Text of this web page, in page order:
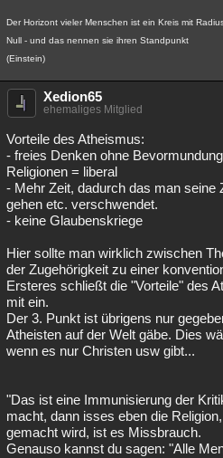
Der Horizont vieler Menschen ist ein Kreis mit
Null - und das nennen sie ihren Standpunkt
(Einstein)
Xedion65
ehemaliges Mitglied
Vorteile des Atheismus:
- freies Denken ohne
Religionen = liberal
- Mehr Zeit, dadurch das man seine
gehen etc. verschwendet.
- keine Glaubenskriege
Hier sollte man wirklich zwischen
der Zugehörigkeit zu einer
Ersteres schließt die "Vorteile" des
mit ein.
Der 3. Punkt ist übrigens nur
Atheisten auf der Welt gäbe. Dies
wenn es nur Christen usw gibt...
"Das ist eine Immunisierung der
macht, dann isses eben die
gemacht wird, ist es Missbrauch.
Genauso kannst du sagen: "Alle